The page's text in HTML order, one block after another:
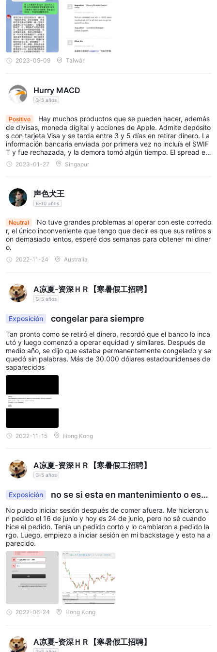
pips, cuenta premium integrada con un diferencial mínimo de
0,1 pips, cuenta de CFD sobre acciones con un diferencial
mínimo de 0,08%, cuenta integrada basada en btc con un
diferencial mínimo de 0,05% y cuenta integrada con un
diferencial mínimo de 0,2 pips. Estos diferenciales variables se
los operadores elegir la opción más adecuada para sus
necesidades.
Plataforma de negocios
Seventy Brokersofrece a sus operadores una experiencia
comercial de vanguardia a través de la reconocida plataforma
metatrader 5 (mt5). Esta plataforma es reconocida
mundialmente por sus funciones avanzadas, capacidades
preferida tanto para operadores principiantes como
experimentados.
Características clave:
Negociación con múltiples activos: con MT5, los operadores
pueden acceder a una amplia gama de instrumentos
financieros, incluidos Forex, materias primas, acciones, índices y
las estrategias comerciales.
Herramientas de gráficos avanzadas: MT5 proporciona una
amplia gama de herramientas e indicadores de análisis técnico,
profundidad. Los gráficos y plazos personalizables mejoran aún
más la precisión en la toma de decisiones.
Comercio algorítmico: para los operadores interesados ​​en
estrategias automatizadas, MT5 admite el comercio algorítmico
operaciones en su nombre según criterios predefinidos, lo que
Depósito y Retiro
retiro, incluidas tarjetas de crédito, tarjetas de débito,
transferencias bancarias y billeteras electrónicas.
asociadas organizados en formato de tabla:
Seventy Brokersofrece una variedad de tipos de cuentas para
atender a operadores con diferentes capacidades financieras.
Los requisitos mínimos de depósito para cada tipo de cuenta
son los siguientes:
Cuenta X-apalancamiento: USD 100
Cuenta de compensación de CFD: Negociable
Cuenta Premium Integrada: USD 10.000
Cuenta CFD sobre acciones: USD 2000
Cuenta integrada basada en BTC: BTC 0,005
Cuenta Integrada: USD 100
transferencia para diferentes métodos de depósito. Si bien las
2023-05-09 Taiwán
Hurry MACD
3-5 años
Positivo
Hay muchos productos que se pueden hacer, además
de divisas, moneda digital y acciones de Apple. Admite depósito
s con tarjeta Visa y se tarda entre 3 y 5 días en retirar dinero. La
información bancaria enviada por primera vez no incluía el SWIF
T y fue rechazada, y la demora tomó algún tiempo. El spread es
normal, ni demasiado alto ni demasiado bajo. Los diversos indica
dores de análisis realizados por la propia plataforma son bastant
muestra que cada orden está cargada de liquidez, no de un mer
cado negro. Aunque es un poco inconveniente, puede considera
2023-01-27 Singapur
声色犬王
6-10 años
Neutral
No tuve grandes problemas al operar con este corredo
r, el único inconveniente que tengo que decir es que sus retiros s
on demasiado lentos, esperé dos semanas para obtener mi diner
o.
2022-11-24 Australia
A凉夏-资深ＨＲ【寒暑假工招聘】
3-5 años
Exposición congelar para siempre
Tan pronto como se retiró el dinero, recordó que el banco lo inca
utó y luego comenzó a operar equidad y similares. Después de
medio año, se dijo que estaba permanentemente congelado y se
quedó sin palabras. Más de 30.000 dólares estadounidenses de
saparecidos
2022-11-15 Hong Kong
A凉夏-资深ＨＲ【寒暑假工招聘】
3-5 años
Exposición
no se si esta en mantenimiento o esta
prófugo
No puedo iniciar sesión después de comer afuera. Me hicieron u
n pedido el 16 de junio y hoy es 24 de junio, pero no sé cuándo
hice el pedido. Tenía un pedido corto y lo cambiaron a pedido la
rgo. Luego, empiezo a iniciar sesión en mi backstage y esto ha a
parecido.
2022-06-24 Hong Kong
A凉夏-资深ＨＲ【寒暑假工招聘】